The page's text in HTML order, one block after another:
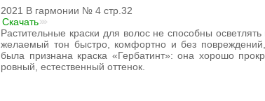
2021 В гармонии № 4 стр.32
Скачать
Растительные краски для волос не способны
желаемый тон быстро, комфортно и без
была признана краска «Гербатинт»: она хорошо
ровный, естественный оттенок.